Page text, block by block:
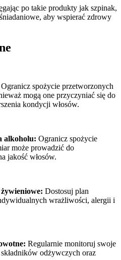
po takie produkty jak szpinak,
aby wspierać zdrowy
Ogranicz spożycie przetworzonych
mogą one przyczyniać się do
kondycji włosów.
alkoholu: Ogranicz spożycie
może prowadzić do
jakość włosów.
Dostosuj plan
wrażliwości, alergii i
Regularnie monitoruj swoje
odżywczych oraz